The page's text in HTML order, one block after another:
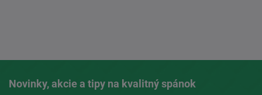
Novinky, akcie a tipy na kvalitný spánok